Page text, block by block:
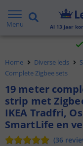
Menu Al 13 jaar
Gratis
Voor
Home Diverse leds
Complete Zigbee sets
19 meter
strip met
IKEA Tradfri,
SmartLife en
(36